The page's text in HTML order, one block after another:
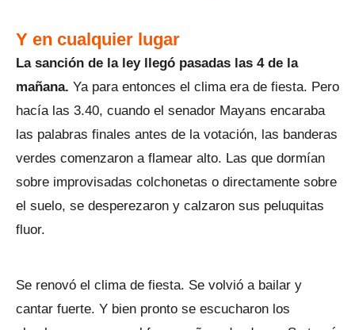
Y en cualquier lugar
La sanción de la ley llegó pasadas las 4 de la
mañana. Ya para entonces el clima era de fiesta. Pero
hacía las 3.40, cuando el senador Mayans encaraba
las palabras finales antes de la votación, las banderas
verdes comenzaron a flamear alto. Las que dormían
sobre improvisadas colchonetas o directamente sobre
el suelo, se desperezaron y calzaron sus peluquitas
fluor.
Se renovó el clima de fiesta. Se volvió a bailar y
cantar fuerte. Y bien pronto se escucharon los